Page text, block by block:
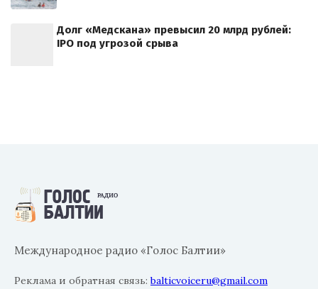
Долг «Медскана» превысил 20 млрд рублей:
IPO под угрозой срыва
Международное радио «Голос Балтии»
Реклама и обратная связь:balticvoiceru@gmail.com